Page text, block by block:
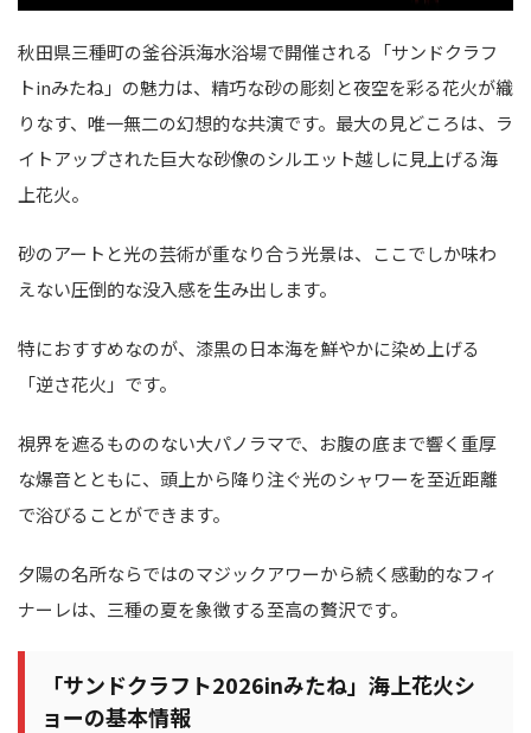
秋田県三種町の釜谷浜海水浴場で開催される「サンドクラフ
トinみたね」の魅力は、精巧な砂の彫刻と夜空を彩る花火が織
りなす、唯一無二の幻想的な共演です。最大の見どころは、ラ
イトアップされた巨大な砂像のシルエット越しに見上げる海
上花火。
砂のアートと光の芸術が重なり合う光景は、ここでしか味わ
えない圧倒的な没入感を生み出します。
特におすすめなのが、漆黒の日本海を鮮やかに染め上げる
「逆さ花火」です。
視界を遮るもののない大パノラマで、お腹の底まで響く重厚
な爆音とともに、頭上から降り注ぐ光のシャワーを至近距離
で浴びることができます。
夕陽の名所ならではのマジックアワーから続く感動的なフィ
ナーレは、三種の夏を象徴する至高の贅沢です。
「サンドクラフト2026inみたね」海上花火シ
ョーの基本情報